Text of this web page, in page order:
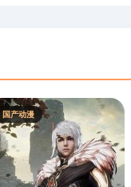
国产动漫